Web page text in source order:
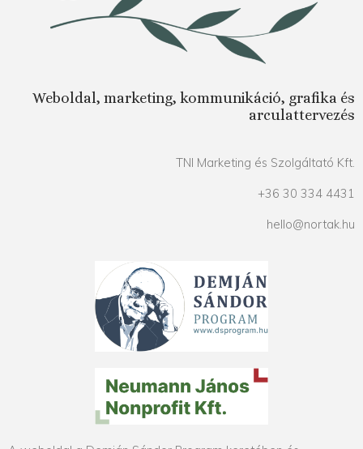
Weboldal, marketing, kommunikáció, grafika és
arculattervezés
TNI Marketing és Szolgáltató Kft.
+36 30 334 4431
hello@nortak.hu